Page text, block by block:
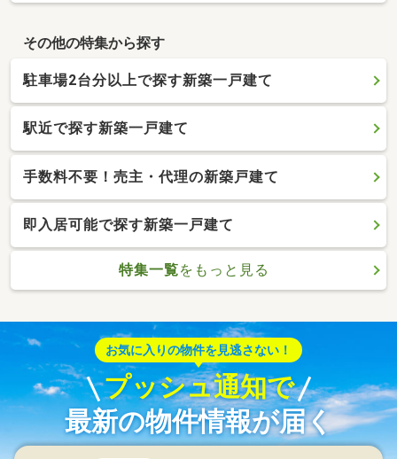
その他の特集から探す
駐車場2台分以上で探す新築一戸建て
駅近で探す新築一戸建て
手数料不要！売主・代理の新築戸建て
即入居可能で探す新築一戸建て
特集一覧をもっと見る
お気に入りの物件を見逃さない！
プッシュ通知で
最新の物件情報が届く